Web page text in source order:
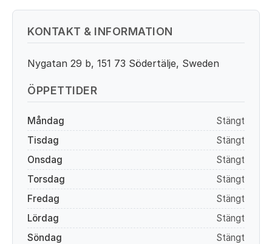
KONTAKT & INFORMATION
Nygatan 29 b, 151 73 Södertälje, Sweden
ÖPPETTIDER
Måndag
Stängt
Tisdag
Stängt
Onsdag
Stängt
Torsdag
Stängt
Fredag
Stängt
Lördag
Stängt
Söndag
Stängt